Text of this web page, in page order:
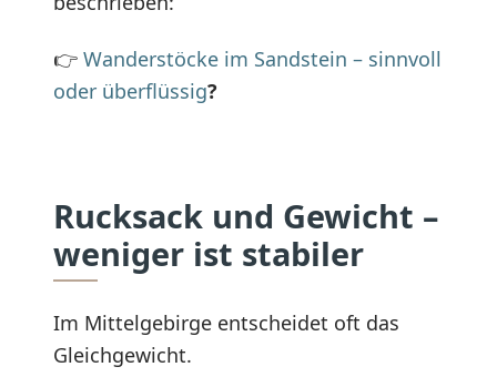
👉 Wanderstöcke im Sandstein – sinnvoll
oder überflüssig?
Rucksack und Gewicht –
weniger ist stabiler
Im Mittelgebirge entscheidet oft das
Gleichgewicht.